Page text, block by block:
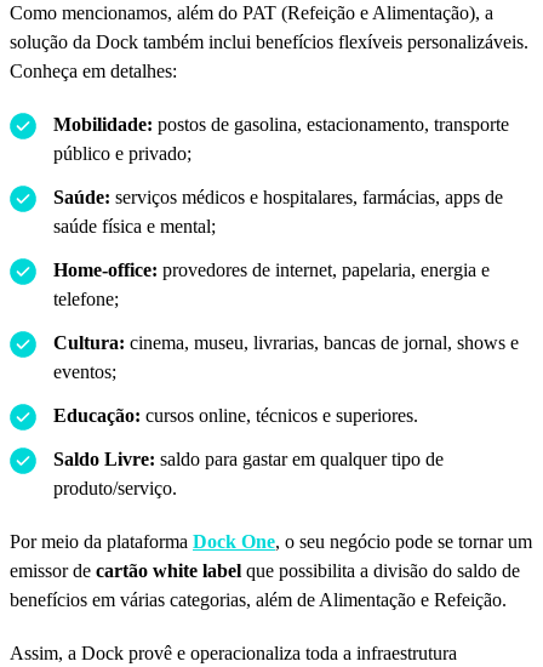
Como mencionamos, além do PAT (Refeição e Alimentação), a
solução da Dock também inclui benefícios flexíveis personalizáveis.
Conheça em detalhes:
Mobilidade: postos de gasolina, estacionamento, transporte
público e privado;
Saúde: serviços médicos e hospitalares, farmácias, apps de
saúde física e mental;
Home-office: provedores de internet, papelaria, energia e
telefone;
Cultura: cinema, museu, livrarias, bancas de jornal, shows e
eventos;
Educação: cursos online, técnicos e superiores.
Saldo Livre: saldo para gastar em qualquer tipo de
produto/serviço.
Por meio da plataforma Dock One, o seu negócio pode se tornar um
emissor de cartão white label que possibilita a divisão do saldo de
benefícios em várias categorias, além de Alimentação e Refeição.
Assim, a Dock provê e operacionaliza toda a infraestrutura